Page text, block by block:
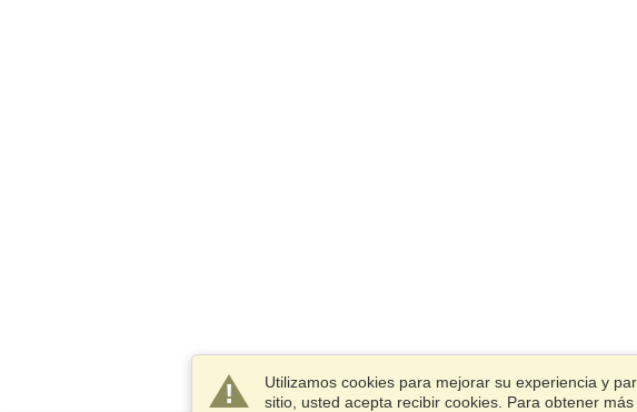
Utilizamos cookies para mejorar su experiencia y
sitio, usted acepta recibir cookies. Para obtener